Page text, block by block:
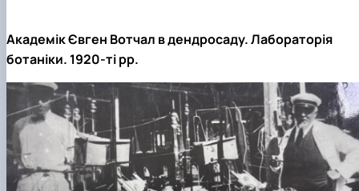
Академік Євген Вотчал в дендросаду.Лабораторія
ботаніки. 1920-ті рр.